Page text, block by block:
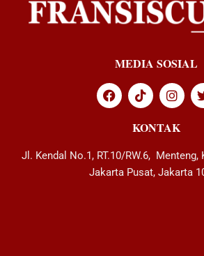
MEDIA SOSIAL
KONTAK
Jl. Kendal No.1, RT.10/RW.6, Menteng,
Jakarta Pusat, Jakarta